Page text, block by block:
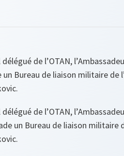
de l’OTAN,
Bureau de liaison militaire de
de l’OTAN,
un Bureau de liaison militaire